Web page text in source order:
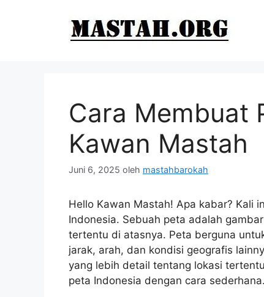
Cara Membuat
Kawan Mastah
Juni 6, 2025 oleh mastahbarokah
Hello Kawan Mastah! Apa kabar? Kali
Indonesia. Sebuah peta adalah
tertentu di atasnya. Peta berguna
jarak, arah, dan kondisi geografis
yang lebih detail tentang lokasi
peta Indonesia dengan cara